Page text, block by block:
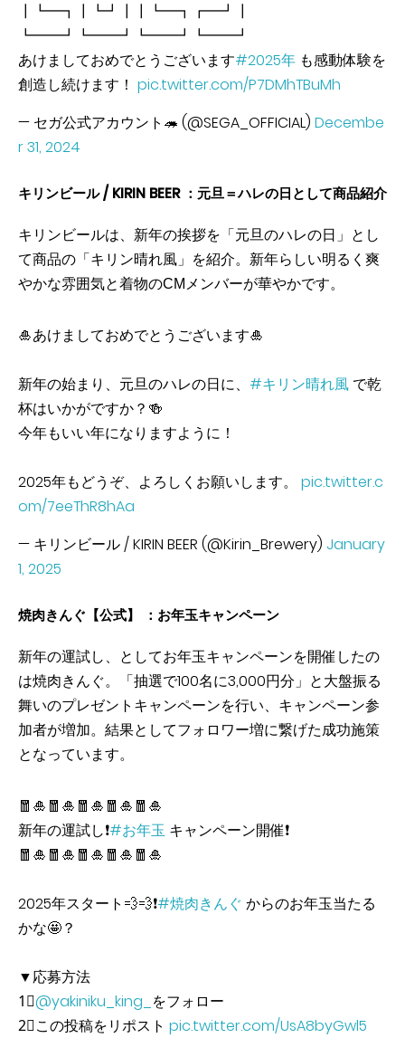
┃┗━┓┃┗┛┃┃┗━┓┏━┛┃
┗━━┛┗━━┛┗━━┛┗━━┛
あけましておめでとうございます#2025年 も感動体験を
創造し続けます！ pic.twitter.com/P7DMhTBuMh
— セガ公式アカウント🦔 (@SEGA_OFFICIAL) Decembe
r 31, 2024
キリンビール / KIRIN BEER ：元旦＝ハレの日として商品紹介
キリンビールは、新年の挨拶を「元旦のハレの日」とし
て商品の「キリン晴れ風」を紹介。新年らしい明るく爽
やかな雰囲気と着物のCMメンバーが華やかです。
🎍あけましておめでとうございます🎍​
新年の始まり、元旦のハレの日に、​ #キリン晴れ風 で乾
杯はいかがですか？🍻​
​今年もいい年になりますように！
2025年もどうぞ、よろしくお願いします。 pic.twitter.c
om/7eeThR8hAa
— キリンビール / KIRIN BEER (@Kirin_Brewery) January
1, 2025
焼肉きんぐ【公式】 ：お年玉キャンペーン
新年の運試し、としてお年玉キャンペーンを開催したの
は焼肉きんぐ。「抽選で100名に3,000円分」と大盤振る
舞いのプレゼントキャンペーンを行い、キャンペーン参
加者が増加。結果としてフォロワー増に繋げた成功施策
となっています。
🧧🎍🧧🎍🧧🎍🧧🎍🧧🎍
新年の運試し❗#お年玉 キャンペーン開催❗
🧧🎍🧧🎍🧧🎍🧧🎍🧧🎍
2025年スタート💨💨❗#焼肉きんぐ からのお年玉当たる
かな🤩？
▼応募方法
1⃣@yakiniku_king_ をフォロー
2⃣この投稿をリポスト pic.twitter.com/UsA8byGwl5